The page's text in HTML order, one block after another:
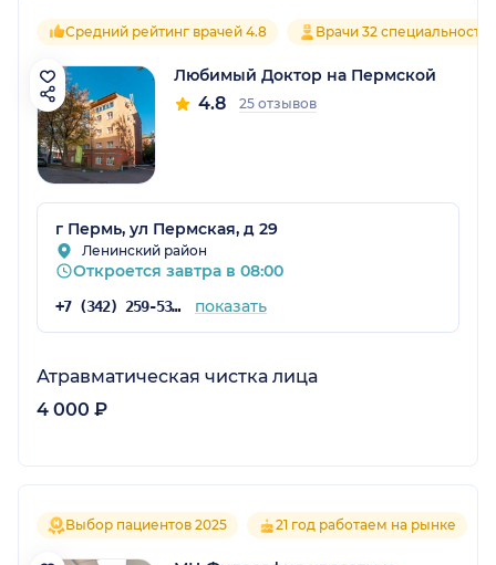
Средний рейтинг врачей 4.8 Врачи 32
Любимый Доктор на Пермской
4.8 25 отзывов
г Пермь, ул Пермская, д 29
Ленинский район
Откроется завтра в 08:00
+7 (342) 259-53-03 показать
Атравматическая чистка лица
4 000 ₽
Выбор пациентов 2025 21 год работаем на рынке